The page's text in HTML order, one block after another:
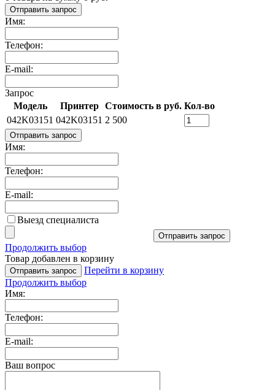
Отправить запрос
Имя:
Телефон:
E-mail:
Запрос
Модель
Принтер Стоимость в руб. Кол-во
042K03151 042K03151 2 500
Отправить запрос
Имя:
Телефон:
E-mail:
Выезд специалиста
Отправить запрос
Продолжить выбор
Товар добавлен в корзину
Отправить запрос
Перейти в корзину
Продолжить выбор
Имя:
Телефон:
E-mail:
Ваш вопрос